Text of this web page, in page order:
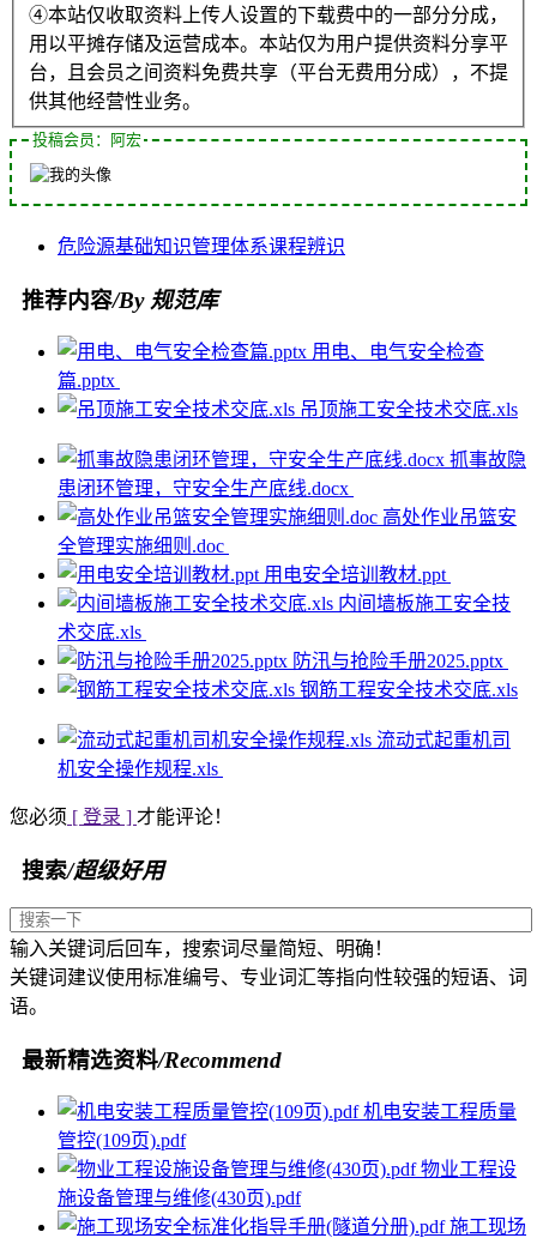
④本站仅收取资料上传人设置的下载费中的一部分分成，
用以平摊存储及运营成本。本站仅为用户提供资料分享平
台，且会员之间资料免费共享（平台无费用分成），不提
供其他经营性业务。
投稿会员：阿宏
危险源基础知识管理体系课程辨识
推荐内容/By 规范库
用电、电气安全检查
篇.pptx
吊顶施工安全技术交底.xls
抓事故隐
患闭环管理，守安全生产底线.docx
高处作业吊篮安
全管理实施细则.doc
用电安全培训教材.ppt
内间墙板施工安全技
术交底.xls
防汛与抢险手册2025.pptx
钢筋工程安全技术交底.xls
流动式起重机司
机安全操作规程.xls
您必须 [ 登录 ] 才能评论！
搜索/超级好用
输入关键词后回车，搜索词尽量简短、明确！
关键词建议使用标准编号、专业词汇等指向性较强的短语、词
语。
最新精选资料/Recommend
机电安装工程质量
管控(109页).pdf
物业工程设
施设备管理与维修(430页).pdf
施工现场